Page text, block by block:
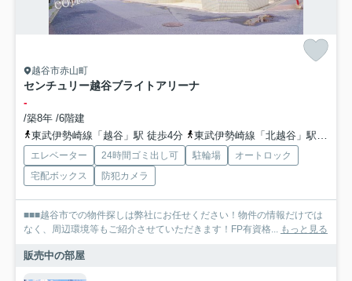
越谷市赤山町
センチュリー越谷ブライトアリーナ
-
/築8年 /6階建
東武伊勢崎線「越谷」駅 徒歩4分
東武伊勢崎線「北越谷」駅 徒歩21分
エレベーター 24時間ゴミ出し可 駐輪場
オートロック
宅配ボックス
防犯カメラ
■■■越谷市での物件探しは弊社にお任せください！物件の情報だけでは
なく、周辺環境等もご紹介させていただきます！FP有資格... もっと見る
販売中の部屋